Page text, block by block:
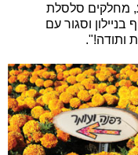
מחלקים סלסלת
בניילון וסגור עם
ותודה!".